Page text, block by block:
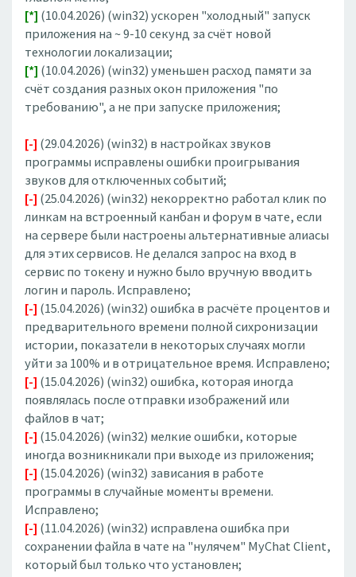
[*] (10.04.2026) (win32) ускорен "холодный" запуск
приложения на ~ 9-10 секунд за счёт новой
технологии локализации;
[*] (10.04.2026) (win32) уменьшен расход памяти за
счёт создания разных окон приложения "по
требованию", а не при запуске приложения;
[-] (29.04.2026) (win32) в настройках звуков
программы исправлены ошибки проигрывания
звуков для отключенных событий;
[-] (25.04.2026) (win32) некорректно работал клик по
линкам на встроенный канбан и форум в чате, если
на сервере были настроены альтернативные алиасы
для этих сервисов. Не делался запрос на вход в
сервис по токену и нужно было вручную вводить
логин и пароль. Исправлено;
[-] (15.04.2026) (win32) ошибка в расчёте процентов и
предварительного времени полной сихронизации
истории, показатели в некоторых случаях могли
уйти за 100% и в отрицательное время. Исправлено;
[-] (15.04.2026) (win32) ошибка, которая иногда
появлялась после отправки изображений или
файлов в чат;
[-] (15.04.2026) (win32) мелкие ошибки, которые
иногда возникникали при выходе из приложения;
[-] (15.04.2026) (win32) зависания в работе
программы в случайные моменты времени.
Исправлено;
[-] (11.04.2026) (win32) исправлена ошибка при
сохранении файла в чате на "нулячем" MyChat Client,
который был только что установлен;